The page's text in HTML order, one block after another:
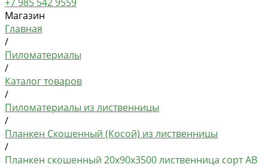
Магазин
Главная
/
Пиломатериалы
/
Каталог товаров
/
Пиломатериалы из лиственницы
/
Планкен Скошенный (Косой) из лиственницы
/
Планкен скошенный 20х90х3500 лиственница сорт AB